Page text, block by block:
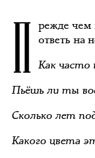
П режде чем
ответь на
Как
Пьёшь ли ты
Сколько лет
Какого цвета